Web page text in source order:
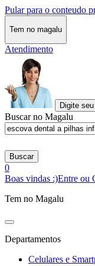
Pular para o conteudo
Tem no magalu
Atendimento
Digite
Buscar no Magalu
Buscar
0
Boas vindas :)Entre ou
Tem no Magalu
Departamentos
Celulares e